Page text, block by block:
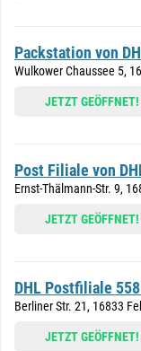
Packstation von
Wulkower Chaussee 5,
JETZT GEÖFFNET!
Post Filiale von
Ernst-Thälmann-Str. 9,
JETZT GEÖFFNET!
DHL Postfiliale
Berliner Str. 21, 16833
JETZT GEÖFFNET!